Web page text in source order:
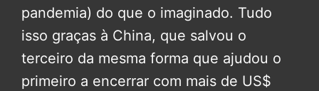
pandemia) do que o imaginado. Tudo
isso graças à China, que salvou o
terceiro da mesma forma que ajudou o
primeiro a encerrar com mais de US$